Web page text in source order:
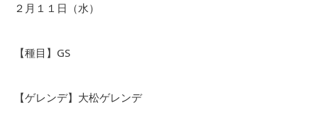
２月１１日（水）
【種目】GS
【ゲレンデ】大松ゲレンデ